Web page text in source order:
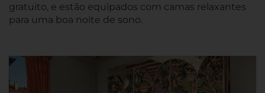
gratuito, e estão equipados com camas relaxantes
para uma boa noite de sono.